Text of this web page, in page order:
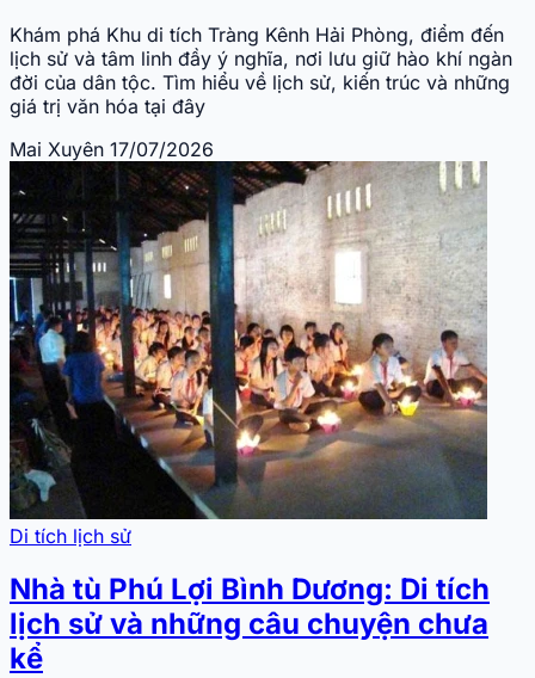
Khám phá Khu di tích Tràng Kênh Hải Phòng, điểm đến
lịch sử và tâm linh đầy ý nghĩa, nơi lưu giữ hào khí ngàn
đời của dân tộc. Tìm hiểu về lịch sử, kiến trúc và những
giá trị văn hóa tại đây
Mai Xuyên 17/07/2026
Di tích lịch sử
Nhà tù Phú Lợi Bình Dương: Di tích
lịch sử và những câu chuyện chưa
kể